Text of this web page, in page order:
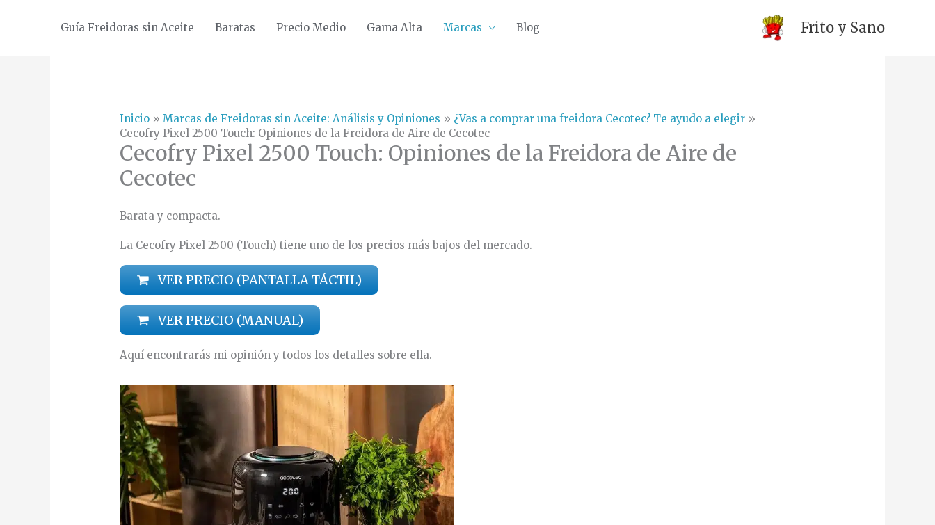
contenido
Frito y Sano
Guía Freidoras sin Aceite Baratas Precio Medio Gama Alta Marcas Blog
Inicio Marcas de Freidoras sin Aceite: Análisis y Opiniones
¿Vas a comprar una freidora Cecotec? Te ayudo a elegir
Cecofry Pixel 2500 Touch: Opiniones de la Freidora de Aire de Cecotec
Cecofry Pixel 2500 Touch: Opiniones de la Freidora de Aire de
Cecotec
Barata y compacta.
La Cecofry Pixel 2500 (Touch) tiene uno de los precios más bajos del mercado.
VER PRECIO (PANTALLA TÁCTIL)
VER PRECIO (MANUAL)
Aquí encontrarás mi opinión y todos los detalles sobre ella.